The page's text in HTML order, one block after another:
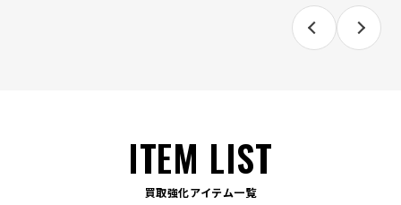
ITEM LIST
買取強化アイテム一覧